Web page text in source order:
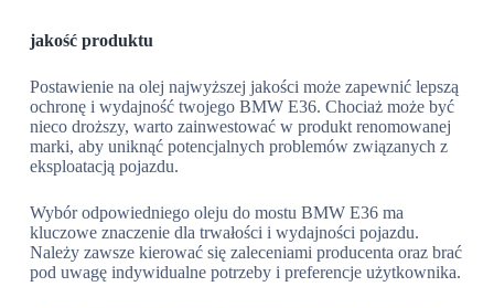
jakość produktu
Postawienie na olej najwyższej jakości może zapewnić lepszą
ochronę i wydajność twojego BMW E36. Chociaż może być
nieco droższy, warto zainwestować w produkt renomowanej
marki, aby uniknąć potencjalnych problemów związanych z
eksploatacją pojazdu.
Wybór odpowiedniego oleju do mostu BMW E36 ma
kluczowe znaczenie dla trwałości i wydajności pojazdu.
Należy zawsze kierować się zaleceniami producenta oraz brać
pod uwagę indywidualne potrzeby i preferencje użytkownika.